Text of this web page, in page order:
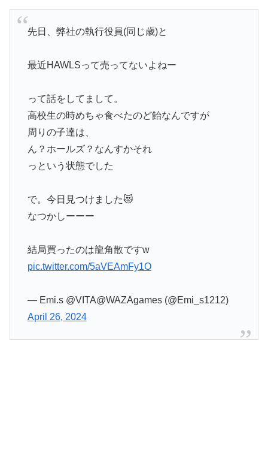
先日、弊社の執行役員(同じ歳)と
最近HAWLSって売ってないよねー
って話をしてまして。
高校生の時めちゃ食べたのど飴なんですが
周りの子達は、
ん？ホールズ？なんすかそれ
っという状態でした
で。今日見つけました😻
なつかしーーー
結局買ったのは龍角散ですw
pic.twitter.com/5aVEAmFy1O
— Emi.s @VITA@WAZAgames (@Emi_s1212)
April 26, 2024